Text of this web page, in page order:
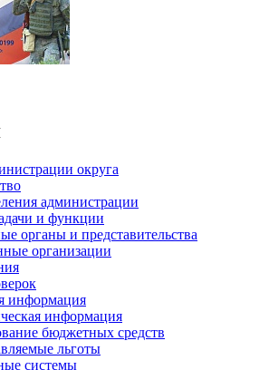
округа
администрации
и функции
органы и представительства
организации
информация
информация
бюджетных средств
льготы
системы